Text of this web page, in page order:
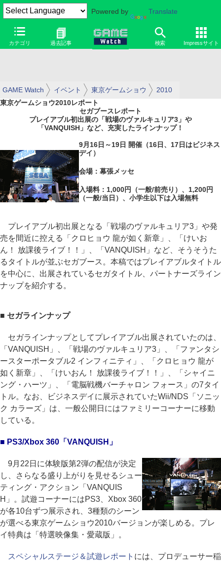
Powered by Translate
カテゴリ 過去記事 検索 Impressサイト
GAME Watch イベント 東京ゲームショウ
2010
東京ゲームショウ2010レポート
セガブースレポート
プレイアブル初出展の「戦場のヴァルキュリア3」や
「VANQUISH」など、充実したラインナップ！
9月16日～19日 開催（16日、17日はビジネス
デイ）
会場：幕張メッセ
入場料：1,000円（一般/前売り）、1,200円
（一般/当日）、小学生以下は入場無料
プレイアブル初出展となる「戦場のヴァルキュリア3」や発
売を間近に控える「クロヒョウ 龍が如く新章」、「けいお
ん！ 放課後ライブ！！」、「VANQUISH」など、そうそうた
るタイトルが並ぶセガブース。本稿ではプレイアブルタイトル
を中心に、出展されているセガタイトル、パートナーズライン
ナップを紹介する。
■ セガラインナップ
セガラインナップとしてプレイアブル出展されていたのは、
「VANQUISH」、「戦場のヴァルキュリア3」、「ファンタシ
ースターポータブル2 インフィニティ」、「クロヒョウ 龍が
如く新章」、「けいおん！ 放課後ライブ！！」、「シャイニ
ング・ハーツ」、「電脳戦機バーチャロン フォース」の7タイ
トル。なお、ビジネスデイに展示されていたWii/NDS「ソニッ
ク カラーズ」は、一般公開日にはファミリーコーナーに移動
している。
■ PS3/Xbox 360「VANQUISH」
9月22日に体験版第2弾の配信が決定
し、さらなる盛り上がりを見せるシュー
ティング・アクション「VANQUIS
H」。試遊コーナーにはPS3、Xbox 360
が各10台ずつ展示され、3種類のシーン
が選べる東京ゲームショウ2010バージョンが楽しめる。プレ
イ特典は「特選映像集・愛蔵版」。
スペシャルステージ＆試遊レポート には、プロデューサー稲